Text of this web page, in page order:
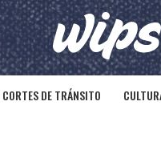
CORTES DE TRÁNSITO